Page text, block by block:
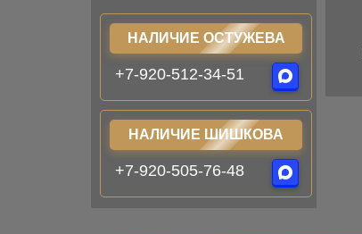
НАЛИЧИЕ ОСТУЖЕВА
+7-920-512-34-51
НАЛИЧИЕ ШИШКОВА
+7-920-505-76-48